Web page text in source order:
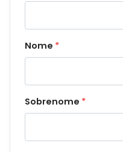
Nome
Sobrenome